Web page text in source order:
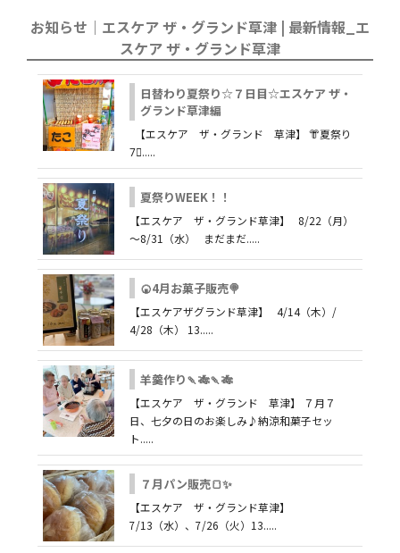
お知らせ｜エスケア ザ・グランド草津 | 最新情報_エ
スケア ザ・グランド草津
日替わり夏祭り☆７日目☆エスケア ザ・
グランド草津編
【エスケア ザ・グランド 草津】 👘夏祭り
7⃣.....
夏祭りWEEK！！
【エスケア ザ・グランド草津】 8/22（月）
～8/31（水） まだまだ.....
🍘4月お菓子販売🍭
【エスケアザグランド草津】 4/14（木）/
4/28（木） 13.....
羊羹作り🍡🎋🍡🎋
【エスケア ザ・グランド 草津】 ７月７
日、七夕の日のお楽しみ♪納涼和菓子セッ
ト.....
７月パン販売🍞✨
【エスケア ザ・グランド草津】
7/13（水）、7/26（火）13.....